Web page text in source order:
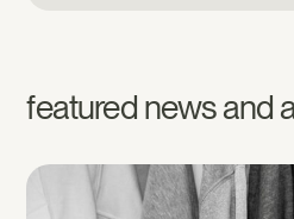
featured news and